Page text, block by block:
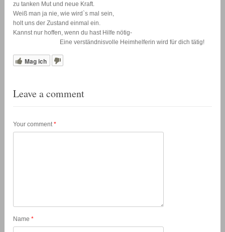
zu tanken Mut und neue Kraft.
Weiß man ja nie, wie wird`s mal sein,
holt uns der Zustand einmal ein.
Kannst nur hoffen, wenn du hast Hilfe nötig-
Eine verständnisvolle Heimhelferin wird für dich tätig!
Mag ich
Leave a comment
Your comment*
Name*